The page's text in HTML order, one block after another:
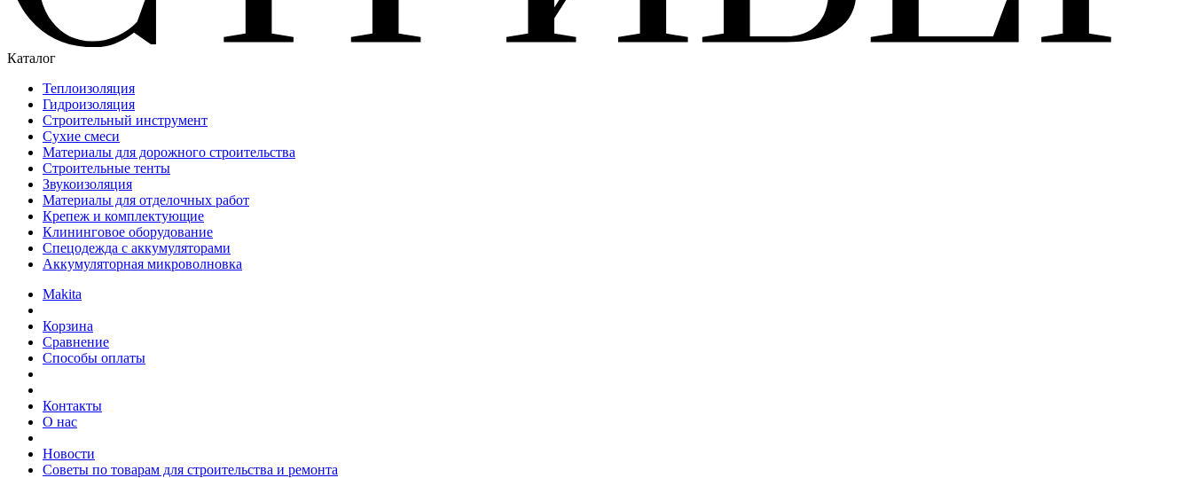
Каталог
Теплоизоляция
Гидроизоляция
Строительный инструмент
Сухие смеси
Материалы для дорожного строительства
Строительные тенты
Звукоизоляция
Материалы для отделочных работ
Крепеж и комплектующие
Клининговое оборудование
Спецодежда с аккумуляторами
Аккумуляторная микроволновка
Makita
Корзина
Сравнение
Способы оплаты
Контакты
О нас
Новости
Советы по товарам для строительства и ремонта